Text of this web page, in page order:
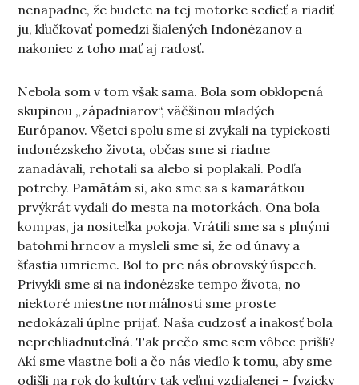
nenapadne, že budete na tej motorke sedieť a riadiť
ju, kľučkovať pomedzi šialených Indonézanov a
nakoniec z toho mať aj radosť.
Nebola som v tom však sama. Bola som obklopená
skupinou „západniarov“, väčšinou mladých
Európanov. Všetci spolu sme si zvykali na typickosti
indonézskeho života, občas sme si riadne
zanadávali, rehotali sa alebo si poplakali. Podľa
potreby. Pamätám si, ako sme sa s kamarátkou
prvýkrát vydali do mesta na motorkách. Ona bola
kompas, ja nositeľka pokoja. Vrátili sme sa s plnými
batohmi hrncov a mysleli sme si, že od únavy a
šťastia umrieme. Bol to pre nás obrovský úspech.
Privykli sme si na indonézske tempo života, no
niektoré miestne normálnosti sme proste
nedokázali úplne prijať. Naša cudzosť a inakosť bola
neprehliadnuteľná. Tak prečo sme sem vôbec prišli?
Akí sme vlastne boli a čo nás viedlo k tomu, aby sme
odišli na rok do kultúry tak veľmi vzdialenej – fyzicky